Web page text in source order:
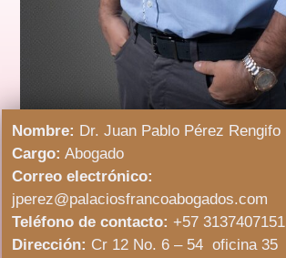
Nombre: Dr. Juan Pablo Pérez Rengifo
Cargo: Abogado
Correo electrónico:
jperez@palaciosfrancoabogados.com
Teléfono de contacto: +57 3137407151
Dirección: Cr 12 No. 6 – 54 oficina 35